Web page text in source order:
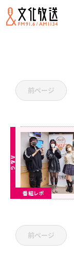
前ページ
番組レポ
前ページ